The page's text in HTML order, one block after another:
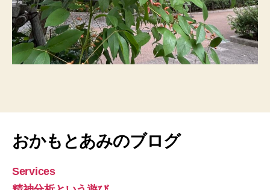
おかもとあみのブログ
Services